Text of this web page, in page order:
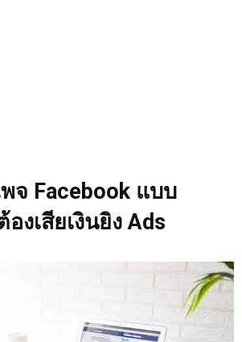
จ Facebook แบบ
งเสียเงินยิง Ads